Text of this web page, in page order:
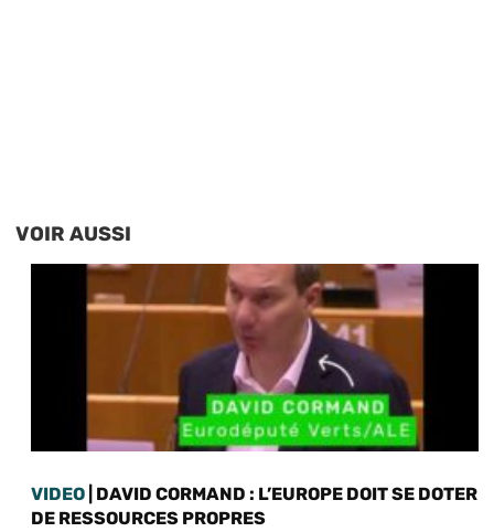
VOIR AUSSI
VIDEO | DAVID CORMAND : L’EUROPE DOIT SE DOTER
DE RESSOURCES PROPRES